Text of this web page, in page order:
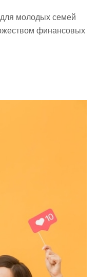
молодых семей
финансовых